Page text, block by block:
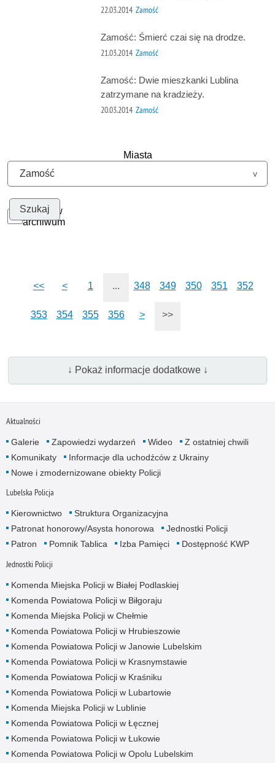
22.03.2014 Zamość
Zamość: Śmierć czai się na drodze.
21.03.2014 Zamość
Zamość: Dwie mieszkanki Lublina
zatrzymane na kradzieży.
20.03.2014 Zamość
Miasta
Szukaj w
archiwum
<< < 1 ... 348 349 350 351 352
353 354 355 356 > >>
↓ Pokaż informacje dodatkowe ↓
Aktualności
Galerie Zapowiedzi wydarzeń Wideo
Z ostatniej chwili
Komunikaty
Informacje dla uchodźców z Ukrainy
Nowe i zmodernizowane obiekty Policji
Lubelska Policja
Kierownictwo
Struktura Organizacyjna
Patronat honorowy/Asysta honorowa
Jednostki Policji
Patron
Pomnik Tablica Izba Pamięci Dostępność KWP
Jednostki Policji
Komenda Miejska Policji w Białej Podlaskiej
Komenda Powiatowa Policji w Biłgoraju
Komenda Miejska Policji w Chełmie
Komenda Powiatowa Policji w Hrubieszowie
Komenda Powiatowa Policji w Janowie Lubelskim
Komenda Powiatowa Policji w Krasnymstawie
Komenda Powiatowa Policji w Kraśniku
Komenda Powiatowa Policji w Lubartowie
Komenda Miejska Policji w Lublinie
Komenda Powiatowa Policji w Łęcznej
Komenda Powiatowa Policji w Łukowie
Komenda Powiatowa Policji w Opolu Lubelskim